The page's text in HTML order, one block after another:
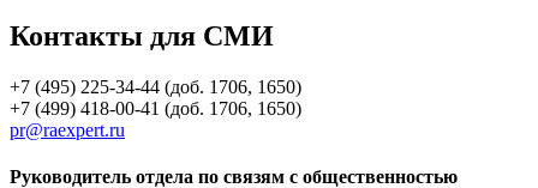
Контакты для СМИ
+7 (495) 225-34-44 (доб. 1706, 1650)
+7 (499) 418-00-41 (доб. 1706, 1650)
pr@raexpert.ru
Руководитель отдела по связям с общественностью